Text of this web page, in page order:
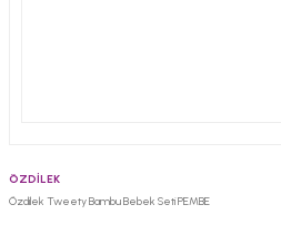
ÖZDİLEK
Özdilek Tweety Bambu Bebek Seti PEMBE